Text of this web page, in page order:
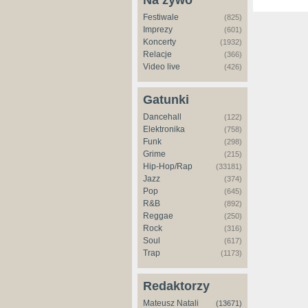
Festiwale (825)
Imprezy (601)
Koncerty (1932)
Relacje (366)
Video live (426)
Gatunki
Dancehall (122)
Elektronika (758)
Funk (298)
Grime (215)
Hip-Hop/Rap (33181)
Jazz (374)
Pop (645)
R&B (892)
Reggae (250)
Rock (316)
Soul (617)
Trap (1173)
Redaktorzy
Mateusz Natali (13671)